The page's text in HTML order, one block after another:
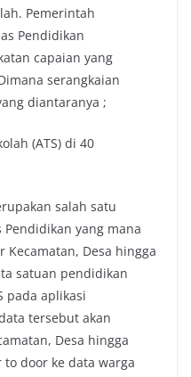
Pemerintah
Pendidikan
capaian yang
serangkaian
diantaranya ;
(ATS) di 40
salah satu
yang mana
Desa hingga
satuan pendidikan
pada aplikasi
tersebut akan
Desa hingga
to door ke data warga